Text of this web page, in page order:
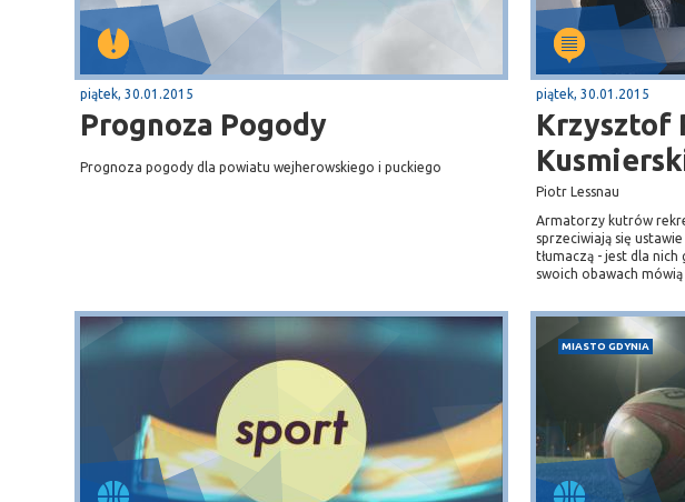
piątek, 30.01.2015
Prognoza Pogody
Prognoza pogody dla powiatu wejherowskiego i puckiego
piątek, 30.01.2015
Krzysztof
Piotr Lessnau
Armatorzy kutrów
sprzeciwiają się
tłumaczą - jest dla
swoich obawach
MIASTO GDYNIA